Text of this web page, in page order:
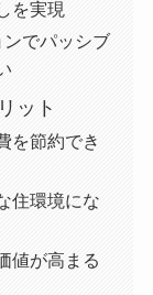
を実現
でパッシブ
ット
を節約でき
住環境にな
値が高まる